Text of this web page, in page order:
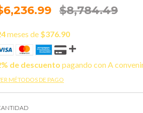
$8,784.49
meses de $376.90
de descuento pagando con A
MÉTODOS DE PAGO